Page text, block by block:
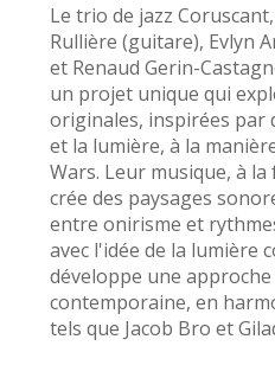
Le trio de jazz
Rullière (guitare), Evlyn
et Renaud Gerin-
un projet unique qui
originales, inspirées par
et la lumière, à la
Wars. Leur musique, à
crée des paysages
entre onirisme et
avec l'idée de la lumière
développe une
contemporaine, en
tels que Jacob Bro et